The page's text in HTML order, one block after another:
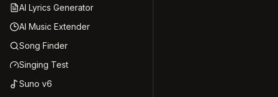
AI Lyrics Generator
AI Music Extender
Song Finder
Singing Test
Suno v6